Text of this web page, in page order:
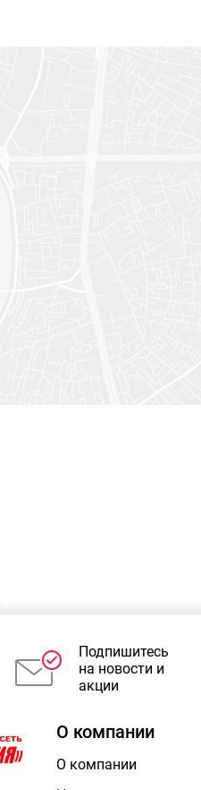
Подпишитесь
на новости и
акции
О компании
О компании